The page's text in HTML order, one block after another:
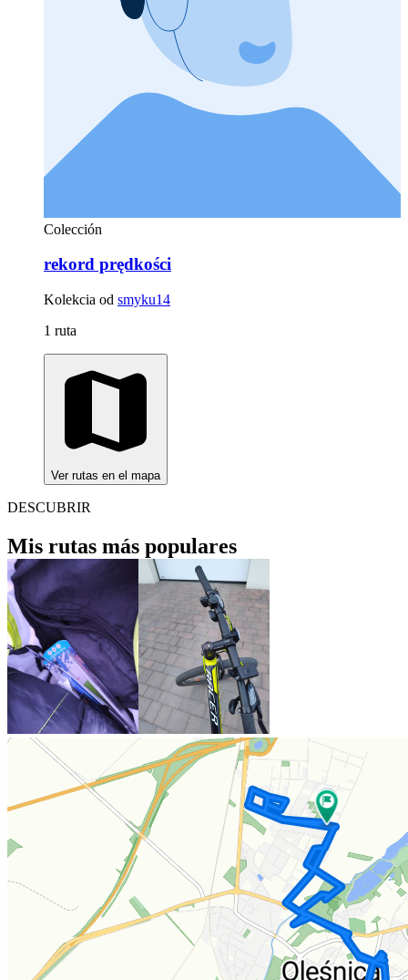
Colección
rekord prędkości
Kolekcia od smyku14
1 ruta
Ver rutas en el mapa
DESCUBRIR
Mis rutas más populares